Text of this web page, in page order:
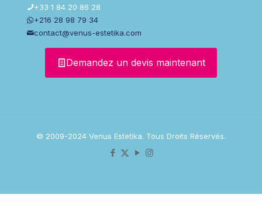
+33 1 84 20 86 28
+216 28 98 79 34
contact@venus-estetika.com
Demandez un devis maintenant
© 2009-2024 Venus Estetika. Tous Droits Réservés.